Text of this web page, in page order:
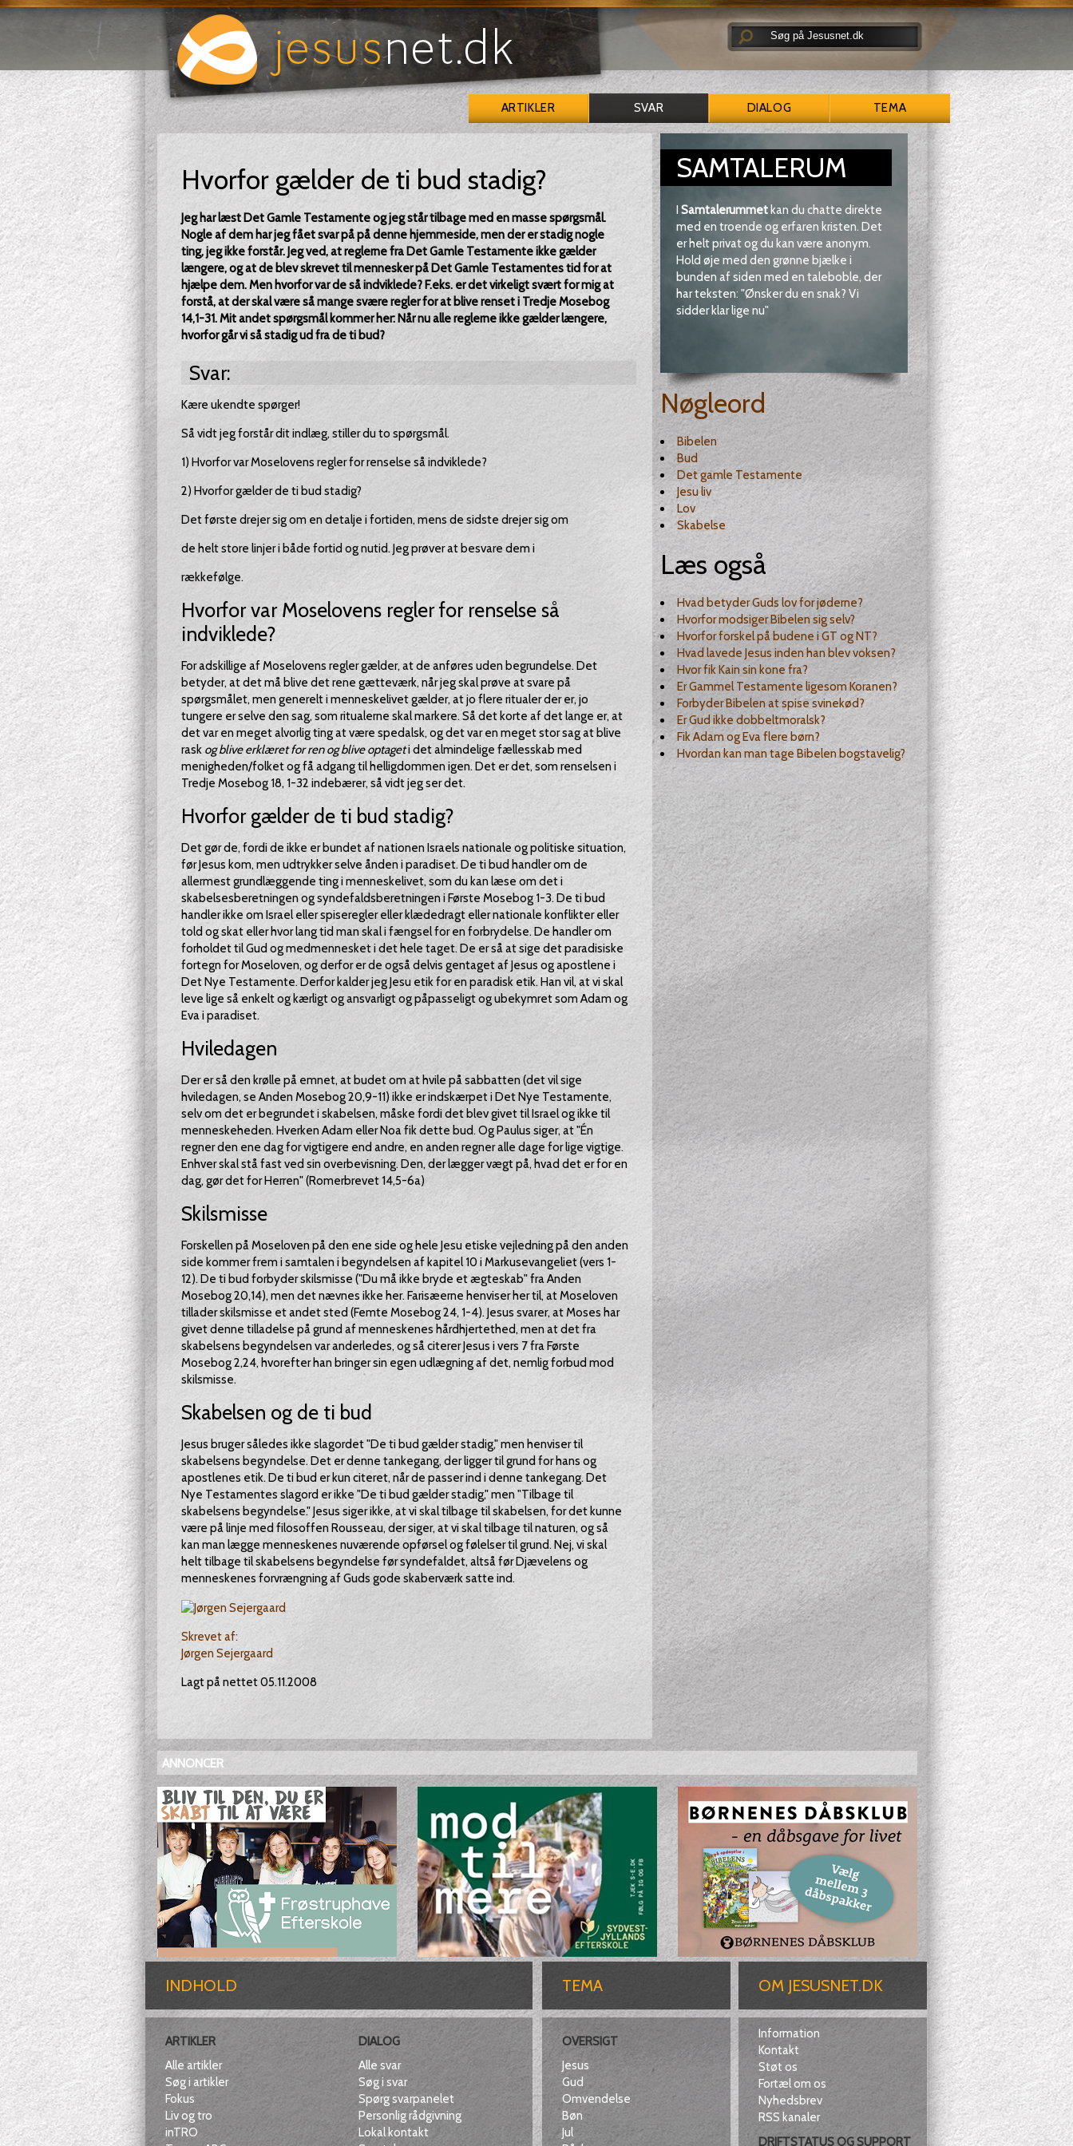
ARTIKLER SVAR DIALOG TEMA
Hvorfor gælder de ti bud stadig?
Jeg har læst Det Gamle Testamente og jeg står tilbage med en masse spørgsmål.
Nogle af dem har jeg fået svar på på denne hjemmeside, men der er stadig nogle
ting, jeg ikke forstår. Jeg ved, at reglerne fra Det Gamle Testamente ikke gælder
længere, og at de blev skrevet til mennesker på Det Gamle Testamentes tid for at
hjælpe dem. Men hvorfor var de så indviklede? F.eks. er det virkeligt svært for mig at
forstå, at der skal være så mange svære regler for at blive renset i Tredje Mosebog
14,1-31. Mit andet spørgsmål kommer her: Når nu alle reglerne ikke gælder længere,
hvorfor går vi så stadig ud fra de ti bud?
Svar:
Kære ukendte spørger!
Så vidt jeg forstår dit indlæg, stiller du to spørgsmål.
1) Hvorfor var Moselovens regler for renselse så indviklede?
2) Hvorfor gælder de ti bud stadig?
Det første drejer sig om en detalje i fortiden, mens de sidste drejer sig om
de helt store linjer i både fortid og nutid. Jeg prøver at besvare dem i
rækkefølge.
Hvorfor var Moselovens regler for renselse så
indviklede?
For adskillige af Moselovens regler gælder, at de anføres uden begrundelse. Det
betyder, at det må blive det rene gætteværk, når jeg skal prøve at svare på
spørgsmålet, men generelt i menneskelivet gælder, at jo flere ritualer der er, jo
tungere er selve den sag, som ritualerne skal markere. Så det korte af det lange er, at
det var en meget alvorlig ting at være spedalsk, og det var en meget stor sag at blive
rask og blive erklæret for ren og blive optageti det almindelige fællesskab med
menigheden/folket og få adgang til helligdommen igen. Det er det, som renselsen i
Tredje Mosebog 18, 1-32 indebærer, så vidt jeg ser det.
Hvorfor gælder de ti bud stadig?
Det gør de, fordi de ikke er bundet af nationen Israels nationale og politiske situation,
før Jesus kom, men udtrykker selve ånden i paradiset. De ti bud handler om de
allermest grundlæggende ting i menneskelivet, som du kan læse om det i
skabelsesberetningen og syndefaldsberetningen i Første Mosebog 1-3. De ti bud
handler ikke om Israel eller spiseregler eller klædedragt eller nationale konflikter eller
told og skat eller hvor lang tid man skal i fængsel for en forbrydelse. De handler om
forholdet til Gud og medmennesket i det hele taget. De er så at sige det paradisiske
fortegn for Moseloven, og derfor er de også delvis gentaget af Jesus og apostlene i
Det Nye Testamente. Derfor kalder jeg Jesu etik for en paradisk etik. Han vil, at vi skal
leve lige så enkelt og kærligt og ansvarligt og påpasseligt og ubekymret som Adam og
Eva i paradiset.
Hviledagen
Der er så den krølle på emnet, at budet om at hvile på sabbatten (det vil sige
hviledagen, se Anden Mosebog 20,9-11) ikke er indskærpet i Det Nye Testamente,
selv om det er begrundet i skabelsen, måske fordi det blev givet til Israel og ikke til
menneskeheden. Hverken Adam eller Noa fik dette bud. Og Paulus siger, at "Én
regner den ene dag for vigtigere end andre, en anden regner alle dage for lige vigtige.
Enhver skal stå fast ved sin overbevisning. Den, der lægger vægt på, hvad det er for en
dag, gør det for Herren" (Romerbrevet 14,5-6a)
Skilsmisse
Forskellen på Moseloven på den ene side og hele Jesu etiske vejledning på den anden
side kommer frem i samtalen i begyndelsen af kapitel 10 i Markusevangeliet (vers 1-
12). De ti bud forbyder skilsmisse ("Du må ikke bryde et ægteskab" fra Anden
Mosebog 20,14), men det nævnes ikke her. Farisæerne henviser her til, at Moseloven
tillader skilsmisse et andet sted (Femte Mosebog 24, 1-4). Jesus svarer, at Moses har
givet denne tilladelse på grund af menneskenes hårdhjertethed, men at det fra
skabelsens begyndelsen var anderledes, og så citerer Jesus i vers 7 fra Første
Mosebog 2,24, hvorefter han bringer sin egen udlægning af det, nemlig forbud mod
skilsmisse.
Skabelsen og de ti bud
Jesus bruger således ikke slagordet "De ti bud gælder stadig," men henviser til
skabelsens begyndelse. Det er denne tankegang, der ligger til grund for hans og
apostlenes etik. De ti bud er kun citeret, når de passer ind i denne tankegang. Det
Nye Testamentes slagord er ikke "De ti bud gælder stadig," men "Tilbage til
skabelsens begyndelse." Jesus siger ikke, at vi skal tilbage til skabelsen, for det kunne
være på linje med filosoffen Rousseau, der siger, at vi skal tilbage til naturen, og så
kan man lægge menneskenes nuværende opførsel og følelser til grund. Nej, vi skal
helt tilbage til skabelsens begyndelse før syndefaldet, altså før Djævelens og
menneskenes forvrængning af Guds gode skaberværk satte ind.
Skrevet af:
Jørgen Sejergaard
Lagt på nettet 05.11.2008
SAMTALERUM
I Samtalerummetkan du chatte direkte
med en troende og erfaren kristen. Det
er helt privat og du kan være anonym.
Hold øje med den grønne bjælke i
bunden af siden med en taleboble, der
har teksten: "Ønsker du en snak? Vi
sidder klar lige nu"
Nøgleord
Bibelen
Bud
Det gamle Testamente
Jesu liv
Lov
Skabelse
Læs også
Hvad betyder Guds lov for jøderne?
Hvorfor modsiger Bibelen sig selv?
Hvorfor forskel på budene i GT og NT?
Hvad lavede Jesus inden han blev voksen?
Hvor fik Kain sin kone fra?
Er Gammel Testamente ligesom Koranen?
Forbyder Bibelen at spise svinekød?
Er Gud ikke dobbeltmoralsk?
Fik Adam og Eva flere børn?
Hvordan kan man tage Bibelen bogstavelig?
ANNONCER
INDHOLD
ARTIKLER
Alle artikler
Søg i artikler
Fokus
Liv og tro
inTRO
DIALOG
Alle svar
Søg i svar
Spørg svarpanelet
Personlig rådgivning
Lokal kontakt
TEMA
OVERSIGT
Jesus
Gud
Omvendelse
Bøn
Jul
OM JESUSNET.DK
Information
Kontakt
Støt os
Fortæl om os
Nyhedsbrev
RSS kanaler
DRIFTSTATUS OG SUPPORT